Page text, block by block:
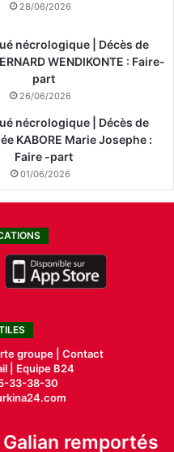
28/06/2026
nécrologique | Décès de
WENDIKONTE : Faire-
part
26/06/2026
nécrologique | Décès de
KABORE Marie Josephe :
Faire -part
01/06/2026
groupe | Contact
|
Equipe B24
33-38-30
remportés